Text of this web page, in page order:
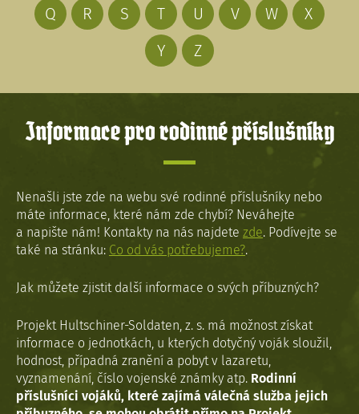
Q
R S T U V W
X
Y
Z
Informace pro rodinné příslušníky
Nenašli jste zde na webu své rodinné příslušníky nebo
máte informace, které nám zde chybí? Neváhejte
a napište nám! Kontakty na nás najdete zde. Podívejte se
také na stránku: Co od vás potřebujeme?.
Jak můžete zjistit další informace o svých příbuzných?
Projekt Hultschiner-Soldaten, z. s. má možnost získat
informace o jednotkách, u kterých dotyčný voják sloužil,
hodnost, případná zranění a pobyt v lazaretu,
vyznamenání, číslo vojenské známky atp. Rodinní
příslušníci vojáků, které zajímá válečná služba jejich